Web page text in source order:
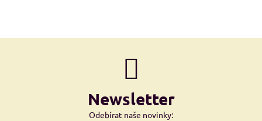
Newsletter
Odebírat naše novinky: